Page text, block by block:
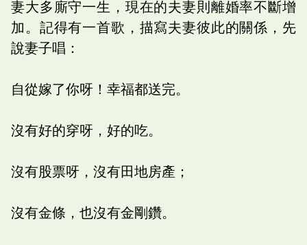
妻大多廝守一生，現在的夫妻則離婚率不斷增
加。記得有一首歌，描寫夫妻彼此的關係，先
說妻子唱：
自從嫁了你呀！幸福都送完。
沒有好的穿呀，好的吃。
沒有股票呀，沒有田地房產；
沒有金條，也沒有金剛鑽。